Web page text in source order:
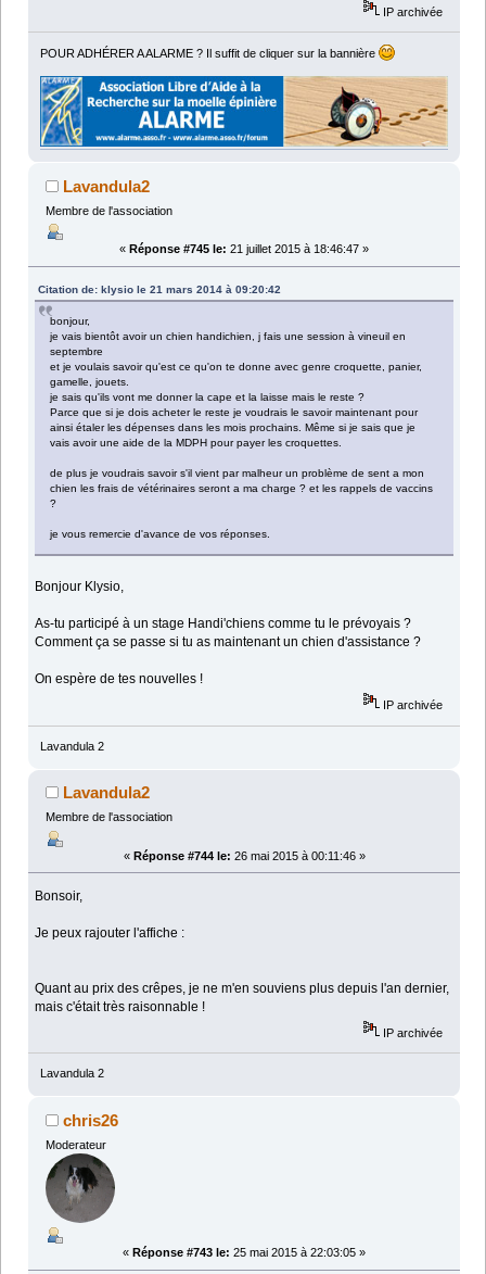
IP archivée
POUR ADHÉRER A ALARME ? Il suffit de cliquer sur la bannière
Lavandula2
Membre de l'association
« Réponse #745 le: 21 juillet 2015 à 18:46:47 »
Citation de: klysio le 21 mars 2014 à 09:20:42
bonjour,
je vais bientôt avoir un chien handichien, j fais une session à vineuil en
septembre
et je voulais savoir qu'est ce qu'on te donne avec genre croquette, panier,
gamelle, jouets.
je sais qu'ils vont me donner la cape et la laisse mais le reste ?
Parce que si je dois acheter le reste je voudrais le savoir maintenant pour
ainsi étaler les dépenses dans les mois prochains. Même si je sais que je
vais avoir une aide de la MDPH pour payer les croquettes.
de plus je voudrais savoir s'il vient par malheur un problème de sent a mon
chien les frais de vétérinaires seront a ma charge ? et les rappels de vaccins
?
je vous remercie d'avance de vos réponses.
Bonjour Klysio,
As-tu participé à un stage Handi'chiens comme tu le prévoyais ?
Comment ça se passe si tu as maintenant un chien d'assistance ?
On espère de tes nouvelles !
IP archivée
Lavandula 2
Lavandula2
Membre de l'association
« Réponse #744 le: 26 mai 2015 à 00:11:46 »
Bonsoir,
Je peux rajouter l'affiche :
Quant au prix des crêpes, je ne m'en souviens plus depuis l'an dernier,
mais c'était très raisonnable !
IP archivée
Lavandula 2
chris26
Moderateur
« Réponse #743 le: 25 mai 2015 à 22:03:05 »